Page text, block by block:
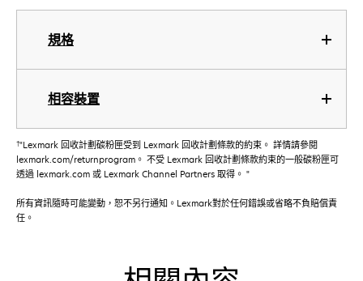
規格
相容裝置
†"Lexmark 回收計劃碳粉匣受到 Lexmark 回收計劃條款的約束。 詳情請參閱
lexmark.com/returnprogram。 不受 Lexmark 回收計劃條款約束的一般碳粉匣可
透過 lexmark.com 或 Lexmark Channel Partners 取得。 "
所有資訊隨時可能變動，恕不另行通知。Lexmark對於任何錯誤或省略不負賠償責
任。